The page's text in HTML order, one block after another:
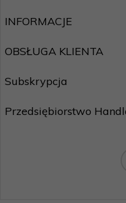
INFORMACJE
OBSŁUGA KLIENTA
Subskrypcja
Przedsiębiorstwo